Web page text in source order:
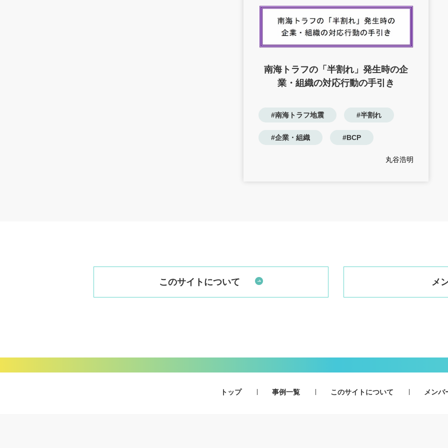
南海トラフの「半割れ」発生時の企
業・組織の対応行動の手引き
#南海トラフ地震 #半割れ
#企業・組織 #BCP
丸谷浩明
このサイトについて メ
トップ 事例一覧 このサイトについて メンバ